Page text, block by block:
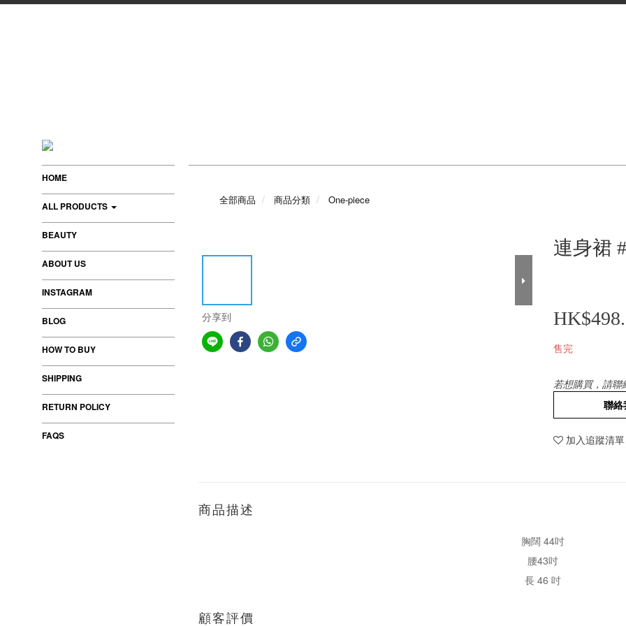
HOME
ALL PRODUCTS
BEAUTY
ABOUT US
INSTAGRAM
BLOG
HOW TO BUY
SHIPPING
RETURN POLICY
FAQS
全部商品 商品分類 One-piece
分享到
連身裙
售完
若想購買，請聯
聯絡
加入追蹤清單
商品描述
胸闊 44吋
腰43吋
長 46 吋
顧客評價